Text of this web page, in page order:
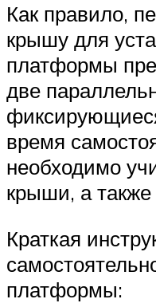
Как правило,
крышу для
платформы
две
время
необходимо
крыши, а
Краткая
платформы: